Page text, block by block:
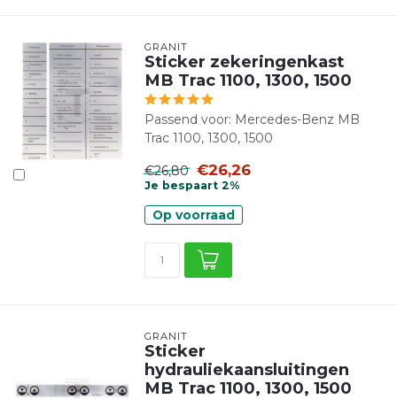
GRANIT
Sticker zekeringenkast
MB Trac 1100, 1300, 1500
Passend voor: Mercedes-Benz MB
Trac 1100, 1300, 1500
€26,80 €26,26
Je bespaart 2%
Op voorraad
GRANIT
Sticker
hydrauliekaansluitingen
MB Trac 1100, 1300, 1500